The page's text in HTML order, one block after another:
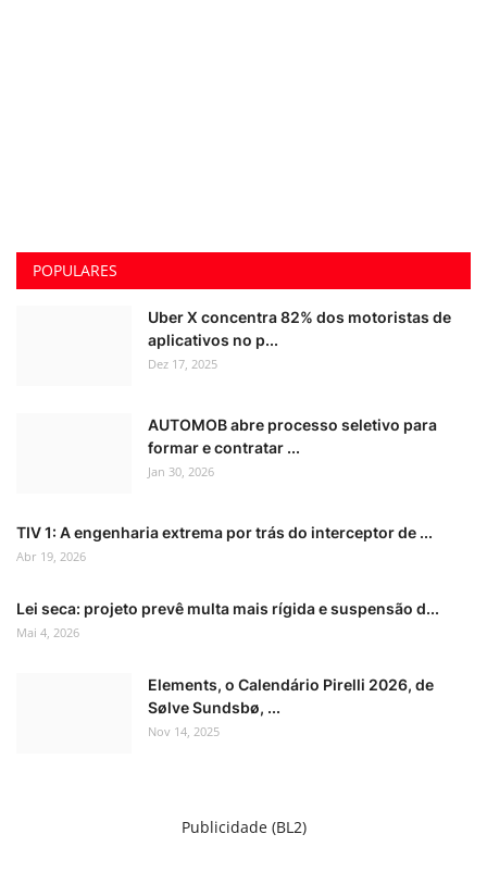
POPULARES
Uber X concentra 82% dos motoristas de
aplicativos no p...
Dez 17, 2025
AUTOMOB abre processo seletivo para
formar e contratar ...
Jan 30, 2026
TIV 1: A engenharia extrema por trás do interceptor de ...
Abr 19, 2026
Lei seca: projeto prevê multa mais rígida e suspensão d...
Mai 4, 2026
Elements, o Calendário Pirelli 2026, de
Sølve Sundsbø, ...
Nov 14, 2025
Publicidade (BL2)